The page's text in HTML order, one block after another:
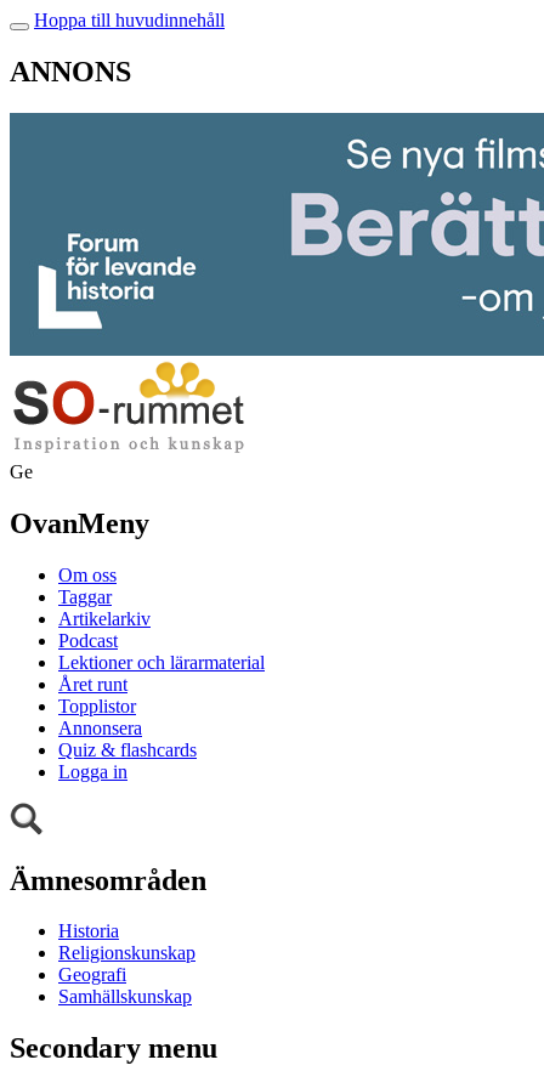
Hoppa till huvudinnehåll
ANNONS
Ge
OvanMeny
Om oss
Taggar
Artikelarkiv
Podcast
Lektioner och lärarmaterial
Året runt
Topplistor
Annonsera
Quiz & flashcards
Logga in
Ämnesområden
Historia
Religionskunskap
Geografi
Samhällskunskap
Secondary menu